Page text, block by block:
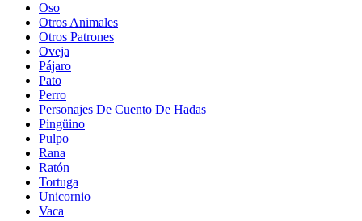
Oso
Otros Animales
Otros Patrones
Oveja
Pájaro
Pato
Perro
Personajes De Cuento De Hadas
Pingüino
Pulpo
Rana
Ratón
Tortuga
Unicornio
Vaca